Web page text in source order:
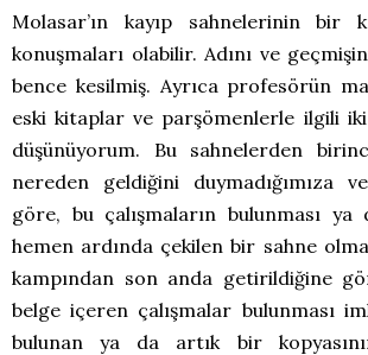
Molasar’ın kayıp sahnelerinin bir
konuşmaları olabilir. Adını ve
bence kesilmiş. Ayrıca profesörün
eski kitaplar ve parşömenlerle ilgili
düşünüyorum. Bu sahnelerden
nereden geldiğini duymadığımıza
göre, bu çalışmaların bulunması ya
hemen ardında çekilen bir sahne
kampından son anda getirildiğine
belge içeren çalışmalar bulunması
bulunan ya da artık bir